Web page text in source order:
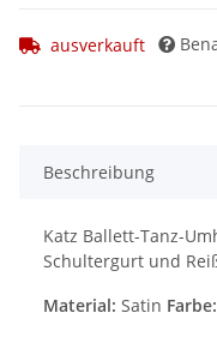
ausverkauft
Beschreibung
Katz Ballett-Tanz-
Schultergurt und
Material: Satin Farbe: